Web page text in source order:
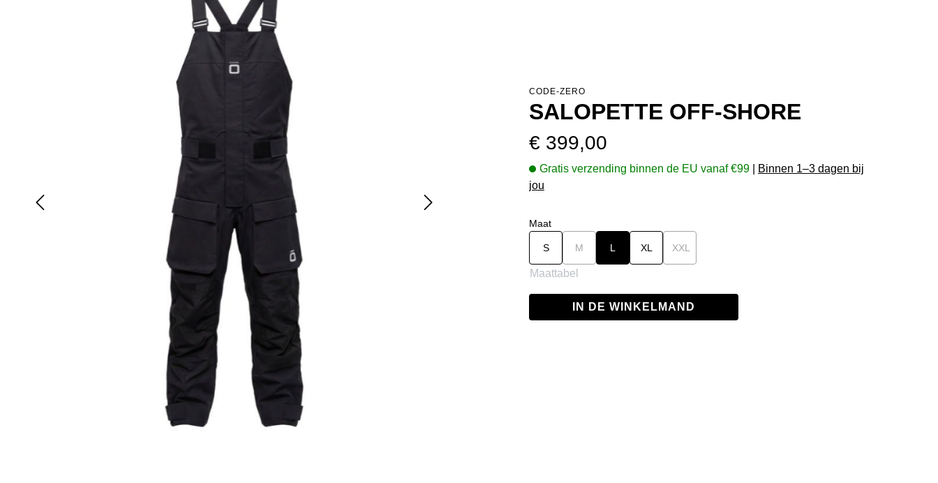
CODE-ZERO
SALOPETTE OFF-SHORE
Normale prijs:
€ 399,00
Gratis verzending binnen de EU vanaf €99
Binnen 1–3 dagen bij
jou
Selecteer
Maat
S M (Deze optie is momenteel niet beschikbaar.)
L XL XXL
Maattabel
IN DE WINKELMAND